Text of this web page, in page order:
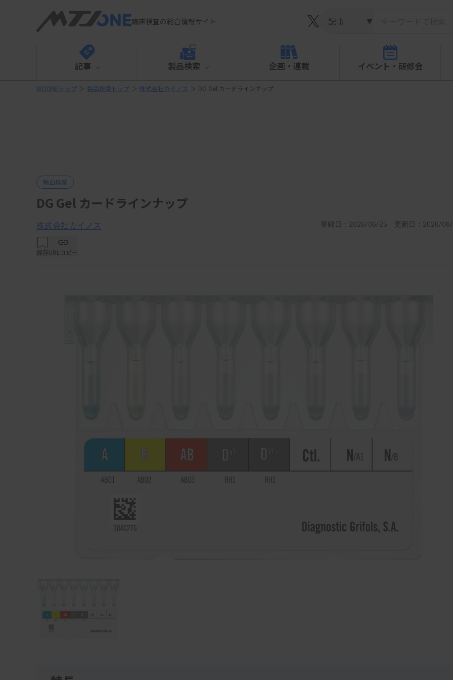
臨床検査の総合情報サイト ▼
記事 製品検索 企画・連載 イベント・研修会
MTJONEトップ ＞ 製品検索トップ ＞ 株式会社カイノス ＞ DG Gel カードラインナップ
輸血検査
DG Gel カードラインナップ
株式会社カイノス 登録日：2026/06/25 更新日：2026/
保存URLコピー